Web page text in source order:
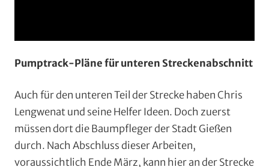
Pumptrack-Pläne für unteren Streckenabschnitt
Auch für den unteren Teil der Strecke haben Chris
Lengwenat und seine Helfer Ideen. Doch zuerst
müssen dort die Baumpfleger der Stadt Gießen
durch. Nach Abschluss dieser Arbeiten,
voraussichtlich Ende März, kann hier an der Strecke